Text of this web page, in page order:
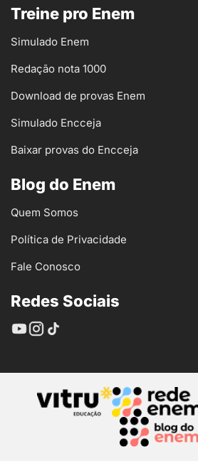
Treine pro Enem
Simulado Enem
Redação nota 1000
Download de provas Enem
Simulado Encceja
Baixar provas do Encceja
Blog do Enem
Quem Somos
Política de Privacidade
Fale Conosco
Redes Sociais